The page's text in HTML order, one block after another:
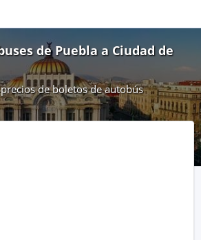
de Puebla a Ciudad de
de boletos de autobús